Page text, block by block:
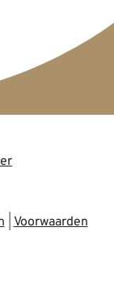
onze
|Voorwaarden